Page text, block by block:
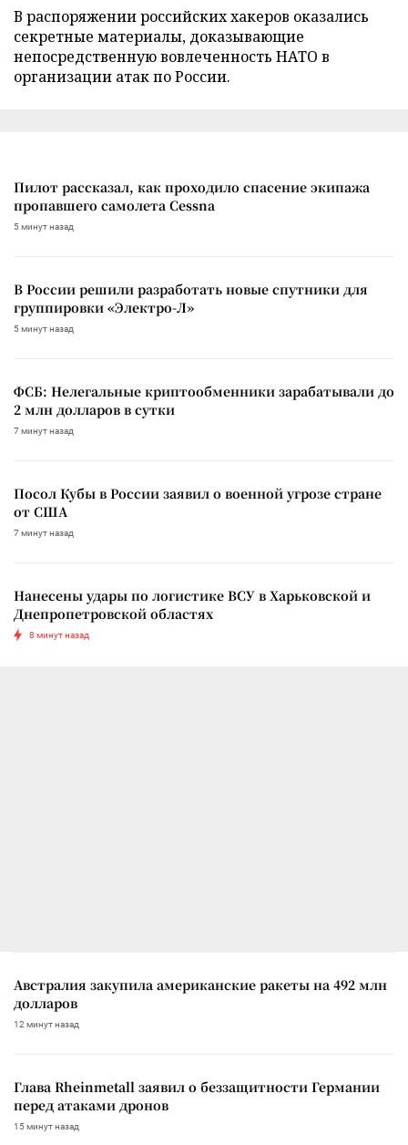
В распоряжении российских хакеров оказались
секретные материалы, доказывающие
непосредственную вовлеченность НАТО в
организации атак по России.
Пилот рассказал, как проходило спасение экипажа
пропавшего самолета Cessna
5 минут назад
В России решили разработать новые спутники для
группировки «Электро-Л»
5 минут назад
ФСБ: Нелегальные криптообменники зарабатывали до
2 млн долларов в сутки
7 минут назад
Посол Кубы в России заявил о военной угрозе стране
от США
7 минут назад
Нанесены удары по логистике ВСУ в Харьковской и
Днепропетровской областях
8 минут назад
Австралия закупила американские ракеты на 492 млн
долларов
12 минут назад
Глава Rheinmetall заявил о беззащитности Германии
перед атаками дронов
15 минут назад